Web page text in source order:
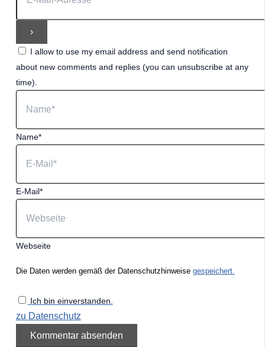
I allow to use my email address and send notification
about new comments and replies (you can unsubscribe at any
time).
Name*
E-Mail*
Webseite
Die Daten werden gemäß der Datenschutzhinweise gespeichert.
Ich bin einverstanden.
zu Datenschutz